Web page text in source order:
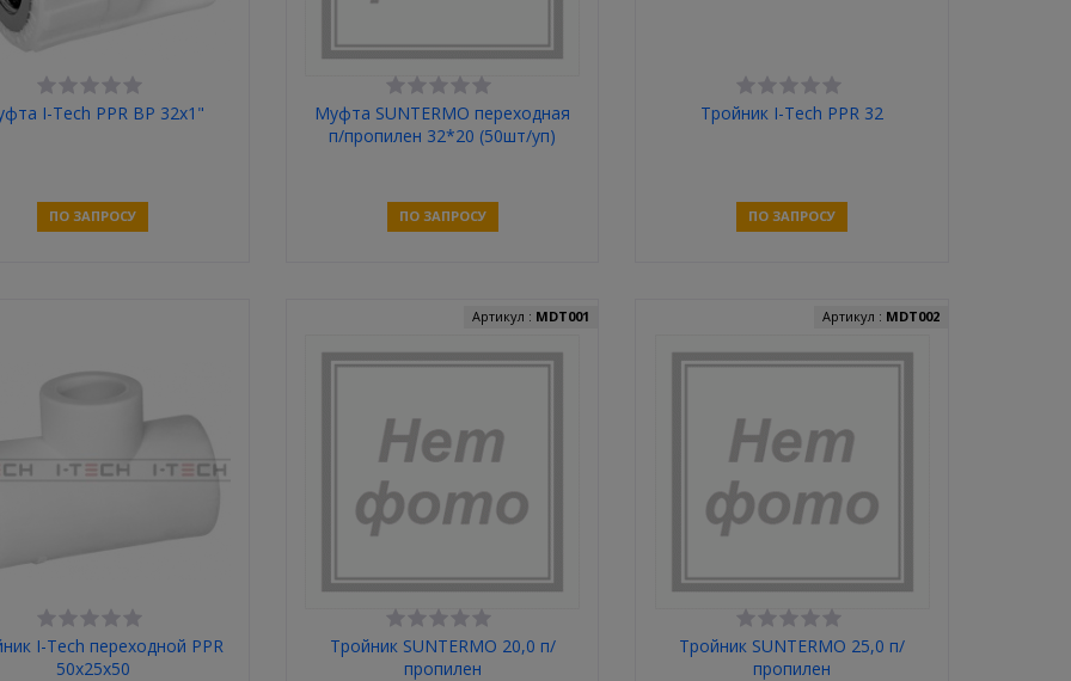
I-Tech PPR ВР 32x1"
ПО ЗАПРОСУ
Муфта SUNTERMO переходная
п/пропилен 32*20 (50шт/уп)
ПО ЗАПРОСУ
Тройник I-Tech PPR 32
ПО ЗАПРОСУ
I-Tech переходной PPR
50x25x50
Тройник SUNTERMO 20,0 п/
пропилен
Артикул : MDT001
Тройник SUNTERMO 25,0 п/
пропилен
Артикул : MDT002